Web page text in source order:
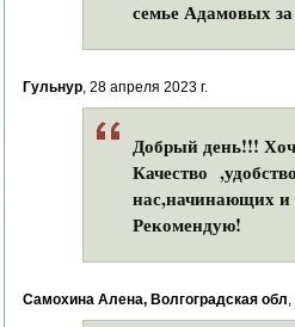
семье Адамовых
Гульнур, 28 апреля 2023 г.
Добрый день!!!
Качество
нас,начинающих
Рекомендую!
Самохина Алена, Волгоградская обл